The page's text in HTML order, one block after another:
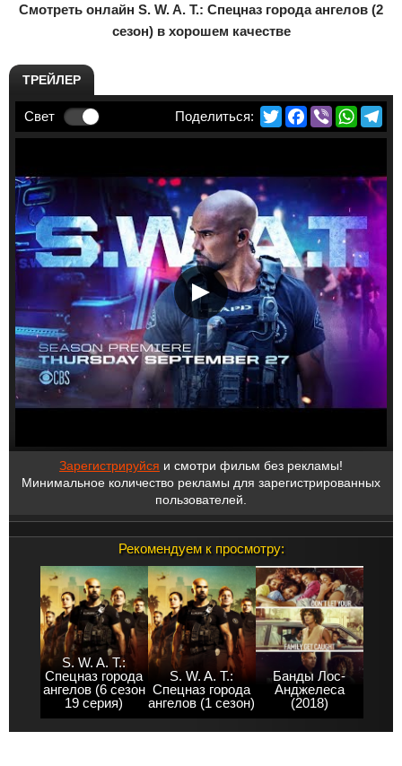
Смотреть онлайн S. W. A. T.: Спецназ города ангелов (2
сезон) в хорошем качестве
ТРЕЙЛЕР
Свет TwitterFacebook
Viber
Зарегистрируйся и смотри фильм без рекламы!
Минимальное количество рекламы для зарегистрированных
пользователей.
Рекомендуем к просмотру:
S. W. A. T.:
Спецназ города
ангелов (6 сезон
19 серия)
S. W. A. T.:
Спецназ города
ангелов (1 сезон)
Банды Лос-
Анджелеса
(2018)